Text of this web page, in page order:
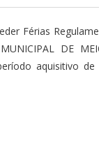
Férias
DE
aquisitivo